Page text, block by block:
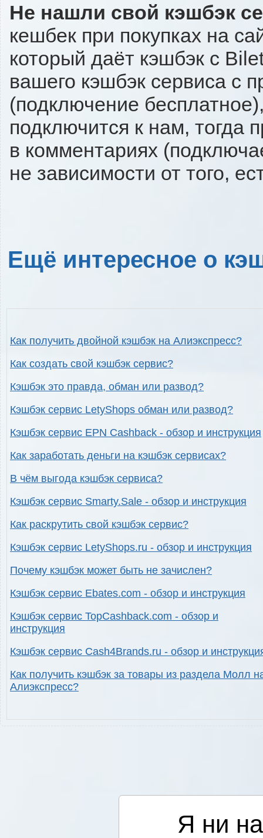
Не нашли свой кэшбэк
кешбек при покупках на
который даёт кэшбэк с
вашего кэшбэк сервиса с
(подключение
подключится к нам, тогда
в комментариях
не зависимости от того,
Ещё интересное о
Как получить двойной кэшбэк на Алиэкспресс?
Как создать свой кэшбэк сервис?
Кэшбэк это правда, обман или развод?
Кэшбэк сервис LetyShops обман или развод?
Кэшбэк сервис EPN Cashback - обзор и инструкция
Как заработать деньги на кэшбэк сервисах?
В чём выгода кэшбэк сервиса?
Кэшбэк сервис Smarty.Sale - обзор и инструкция
Как раскрутить свой кэшбэк сервис?
Кэшбэк сервис LetyShops.ru - обзор и инструкция
Почему кэшбэк может быть не зачислен?
Кэшбэк сервис Ebates.com - обзор и инструкция
Кэшбэк сервис TopCashback.com - обзор и
инструкция
Кэшбэк сервис Cash4Brands.ru - обзор и
Как получить кэшбэк за товары из раздела Молл
Алиэкспресс?
Я ни